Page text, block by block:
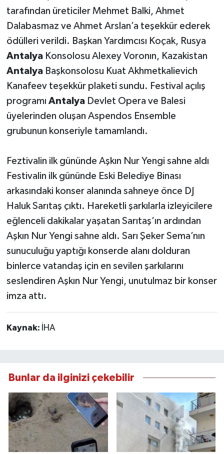
tarafından üreticiler Mehmet Balki, Ahmet
Dalabasmaz ve Ahmet Arslan’a teşekkür ederek
ödülleri verildi. Başkan Yardımcısı Koçak, Rusya
AntalyaKonsolosu Alexey Voronın, Kazakistan
AntalyaBaşkonsolosu Kuat Akhmetkalievich
Kanafeev teşekkür plaketi sundu. Festival açılış
programı AntalyaDevlet Opera ve Balesi
üyelerinden oluşan Aspendos Ensemble
grubunun konseriyle tamamlandı.
Feztivalin ilk gününde Aşkın Nur Yengi sahne aldı
Festivalin ilk gününde Eski Belediye Binası
arkasındaki konser alanında sahneye önce DJ
Haluk Sarıtaş çıktı. Hareketli şarkılarla izleyicilere
eğlenceli dakikalar yaşatan Sarıtaş’ın ardından
Aşkın Nur Yengi sahne aldı. Sarı Şeker Sema’nın
sunuculuğu yaptığı konserde alanı dolduran
binlerce vatandaş için en sevilen şarkılarını
seslendiren Aşkın Nur Yengi, unutulmaz bir konser
imza attı.
Kaynak: İHA
Bunlar da ilginizi çekebilir